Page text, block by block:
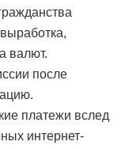
валют.
после
платежи вслед
интернет-